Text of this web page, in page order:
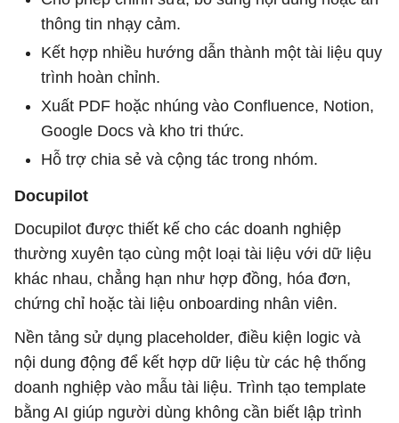
thông tin nhạy cảm.
Kết hợp nhiều hướng dẫn thành một tài liệu quy
trình hoàn chỉnh.
Xuất PDF hoặc nhúng vào Confluence, Notion,
Google Docs và kho tri thức.
Hỗ trợ chia sẻ và cộng tác trong nhóm.
Docupilot
Docupilot được thiết kế cho các doanh nghiệp
thường xuyên tạo cùng một loại tài liệu với dữ liệu
khác nhau, chẳng hạn như hợp đồng, hóa đơn,
chứng chỉ hoặc tài liệu onboarding nhân viên.
Nền tảng sử dụng placeholder, điều kiện logic và
nội dung động để kết hợp dữ liệu từ các hệ thống
doanh nghiệp vào mẫu tài liệu. Trình tạo template
bằng AI giúp người dùng không cần biết lập trình